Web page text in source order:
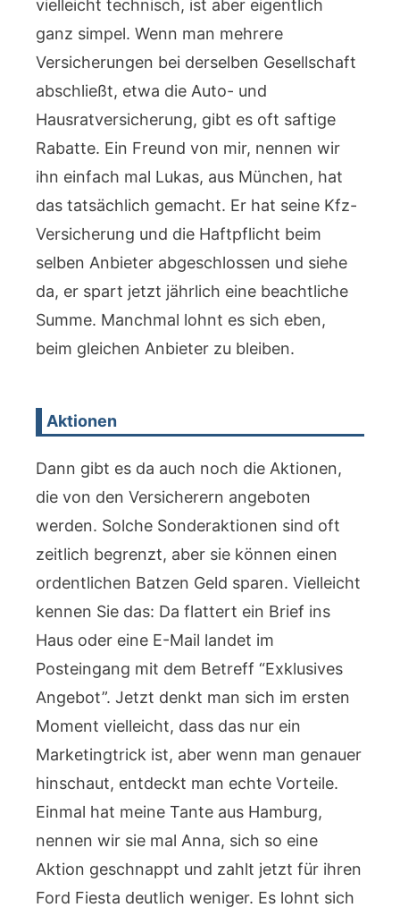
vielleicht technisch, ist aber eigentlich
ganz simpel. Wenn man mehrere
Versicherungen bei derselben Gesellschaft
abschließt, etwa die Auto- und
Hausratversicherung, gibt es oft saftige
Rabatte. Ein Freund von mir, nennen wir
ihn einfach mal Lukas, aus München, hat
das tatsächlich gemacht. Er hat seine Kfz-
Versicherung und die Haftpflicht beim
selben Anbieter abgeschlossen und siehe
da, er spart jetzt jährlich eine beachtliche
Summe. Manchmal lohnt es sich eben,
beim gleichen Anbieter zu bleiben.
Aktionen
Dann gibt es da auch noch die Aktionen,
die von den Versicherern angeboten
werden. Solche Sonderaktionen sind oft
zeitlich begrenzt, aber sie können einen
ordentlichen Batzen Geld sparen. Vielleicht
kennen Sie das: Da flattert ein Brief ins
Haus oder eine E-Mail landet im
Posteingang mit dem Betreff “Exklusives
Angebot”. Jetzt denkt man sich im ersten
Moment vielleicht, dass das nur ein
Marketingtrick ist, aber wenn man genauer
hinschaut, entdeckt man echte Vorteile.
Einmal hat meine Tante aus Hamburg,
nennen wir sie mal Anna, sich so eine
Aktion geschnappt und zahlt jetzt für ihren
Ford Fiesta deutlich weniger. Es lohnt sich